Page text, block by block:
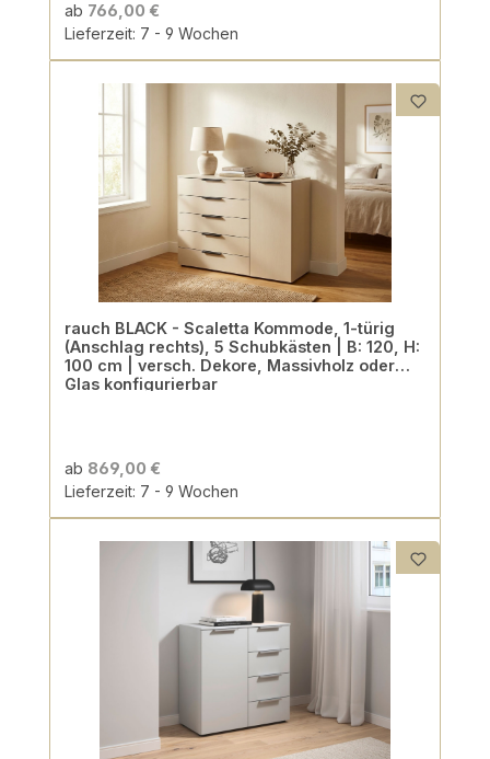
ab 766,00 €
Lieferzeit: 7 - 9 Wochen
rauch BLACK - Scaletta Kommode, 1-türig
(Anschlag rechts), 5 Schubkästen | B: 120, H:
100 cm | versch. Dekore, Massivholz oder
Glas konfigurierbar
ab 869,00 €
Lieferzeit: 7 - 9 Wochen